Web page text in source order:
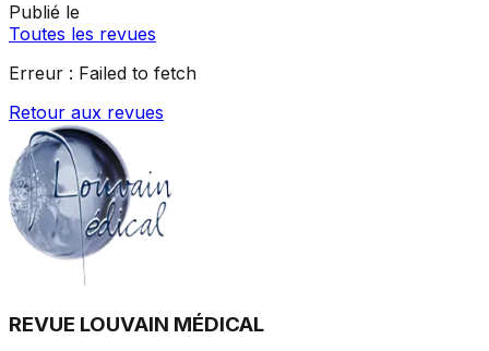
Publié le
Toutes les revues
Erreur : Failed to fetch
Retour aux revues
REVUE LOUVAIN MÉDICAL